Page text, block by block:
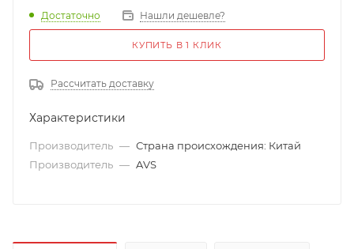
Достаточно Нашли дешевле?
КУПИТЬ В 1 КЛИК
Рассчитать доставку
Характеристики
Производитель — Страна происхождения: Китай
Производитель — AVS